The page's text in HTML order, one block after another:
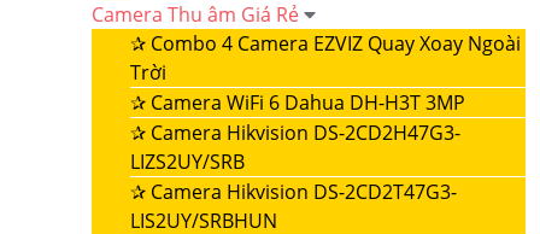
Camera Thu âm Giá Rẻ
✰ Combo 4 Camera EZVIZ Quay Xoay Ngoài
Trời
✰ Camera WiFi 6 Dahua DH-H3T 3MP
✰ Camera Hikvision DS-2CD2H47G3-
LIZS2UY/SRB
✰ Camera Hikvision DS-2CD2T47G3-
LIS2UY/SRBHUN